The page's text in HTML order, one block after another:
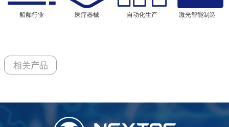
船舶行业 医疗器械 自动化生产 激光智能制造
相关产品